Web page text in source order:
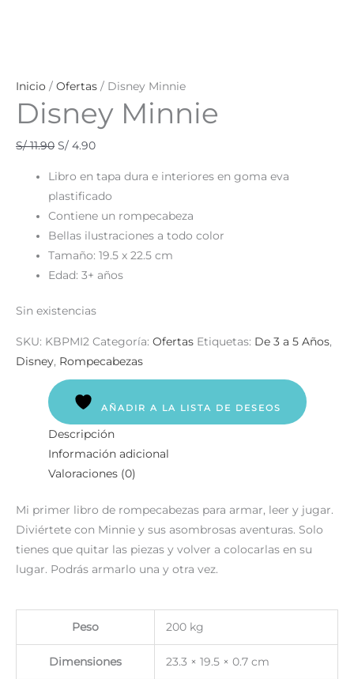
Inicio / Ofertas / Disney Minnie
Disney Minnie
S/11.90 S/ 4.90
Libro en tapa dura e interiores en goma eva
plastificado
Contiene un rompecabeza
Bellas ilustraciones a todo color
Tamaño: 19.5 x 22.5 cm
Edad: 3+ años
Sin existencias
SKU: KBPMI2 Categoría: Ofertas Etiquetas: De 3 a 5 Años,
Disney, Rompecabezas
AÑADIR A LA LISTA DE DESEOS
Descripción
Información adicional
Valoraciones (0)
Mi primer libro de rompecabezas para armar, leer y jugar.
Diviértete con Minnie y sus asombrosas aventuras. Solo
tienes que quitar las piezas y volver a colocarlas en su
lugar. Podrás armarlo una y otra vez.
Peso 200 kg
Dimensiones 23.3 × 19.5 × 0.7 cm